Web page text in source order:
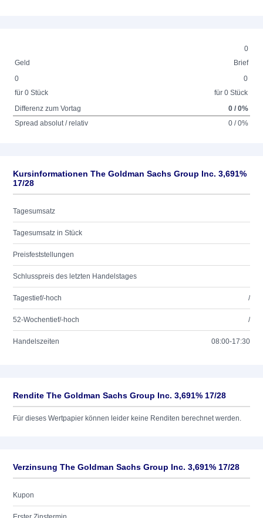
0
Geld
Brief
0
für 0 Stück
0
für 0 Stück
Differenz zum Vortag
0 / 0%
Spread absolut / relativ
0 / 0%
Kursinformationen The Goldman Sachs Group Inc. 3,691%
17/28
Tagesumsatz
Tagesumsatz in Stück
Preisfeststellungen
Schlusspreis des letzten Handelstages
Tagestief/-hoch /
52-Wochentief/-hoch /
Handelszeiten 08:00-17:30
Rendite The Goldman Sachs Group Inc. 3,691% 17/28
Für dieses Wertpapier können leider keine Renditen berechnet werden.
Verzinsung The Goldman Sachs Group Inc. 3,691% 17/28
Kupon